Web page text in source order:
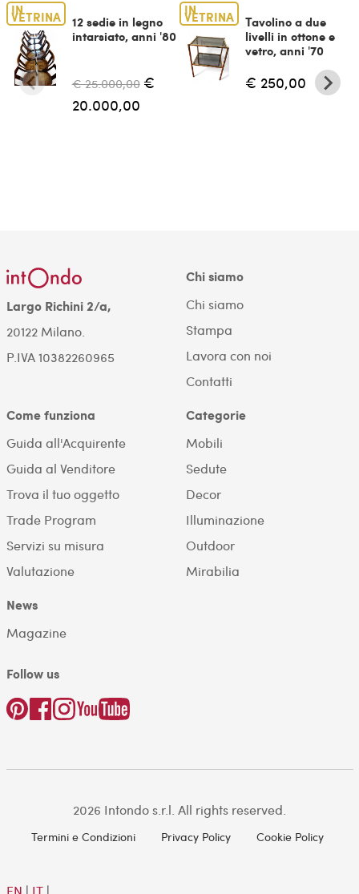
IN
VETRINA
12 sedie in legno
intarsiato, anni '80
€ 25.000,00 €
20.000,00
IN
VETRINA
Tavolino a due
livelli in ottone e
vetro, anni '70
€ 250,00
Largo Richini 2/a,
20122 Milano.
P.IVA 10382260965
Chi siamo
Chi siamo
Stampa
Lavora con noi
Contatti
Come funziona
Guida all'Acquirente
Guida al Venditore
Trova il tuo oggetto
Trade Program
Servizi su misura
Valutazione
Categorie
Mobili
Sedute
Decor
Illuminazione
Outdoor
Mirabilia
News
Magazine
Follow us
2026 Intondo s.r.l. All rights reserved.
Termini e Condizioni Privacy Policy Cookie Policy
EN | IT|